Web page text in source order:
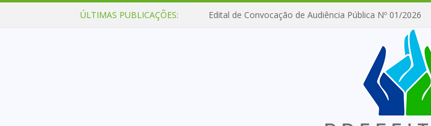
ÚLTIMAS PUBLICAÇÕES: Edital de Convocação de Audiência Pública Nº 01/2026